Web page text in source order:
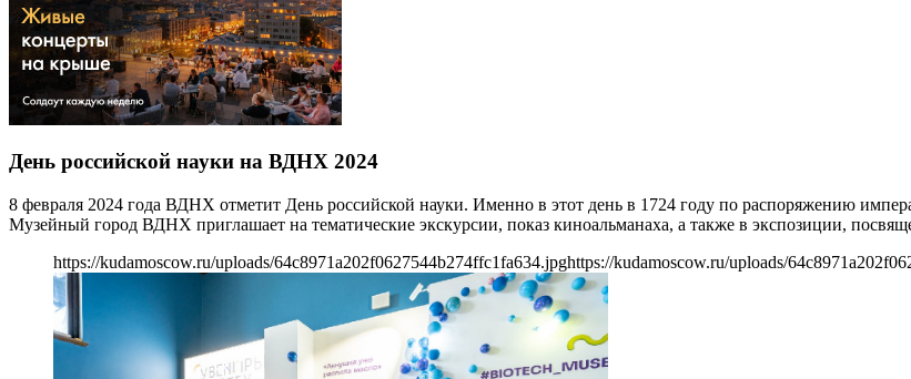
День российской науки на ВДНХ 2024
8 февраля 2024 года ВДНХ отметит День российской науки. Именно в этот день в 1724 году по распоряжению
Музейный город ВДНХ приглашает на тематические экскурсии, показ киноальманаха, а также в экспозиции,
https://kudamoscow.ru/uploads/64c8971a202f0627544b274ffc1fa634.jpghttps://kudamoscow.ru/uploads/